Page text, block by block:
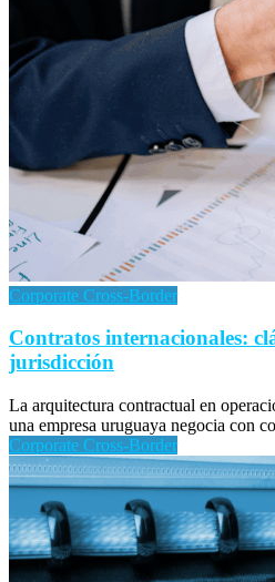
Corporate Cross-Border
Contratos internacionales:
jurisdicción
La arquitectura contractual en
una empresa uruguaya negocia con
Corporate Cross-Border